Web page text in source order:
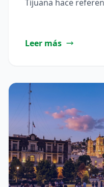
Tijuana hace
Leer más